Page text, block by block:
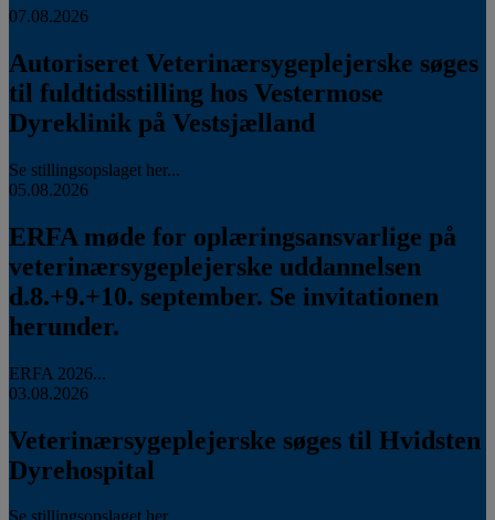
07.08.2026
Autoriseret Veterinærsygeplejerske søges
til fuldtidsstilling hos Vestermose
Dyreklinik på Vestsjælland
Se stillingsopslaget her...
05.08.2026
ERFA møde for oplæringsansvarlige på
veterinærsygeplejerske uddannelsen
d.8.+9.+10. september. Se invitationen
herunder.
ERFA 2026...
03.08.2026
Veterinærsygeplejerske søges til Hvidsten
Dyrehospital